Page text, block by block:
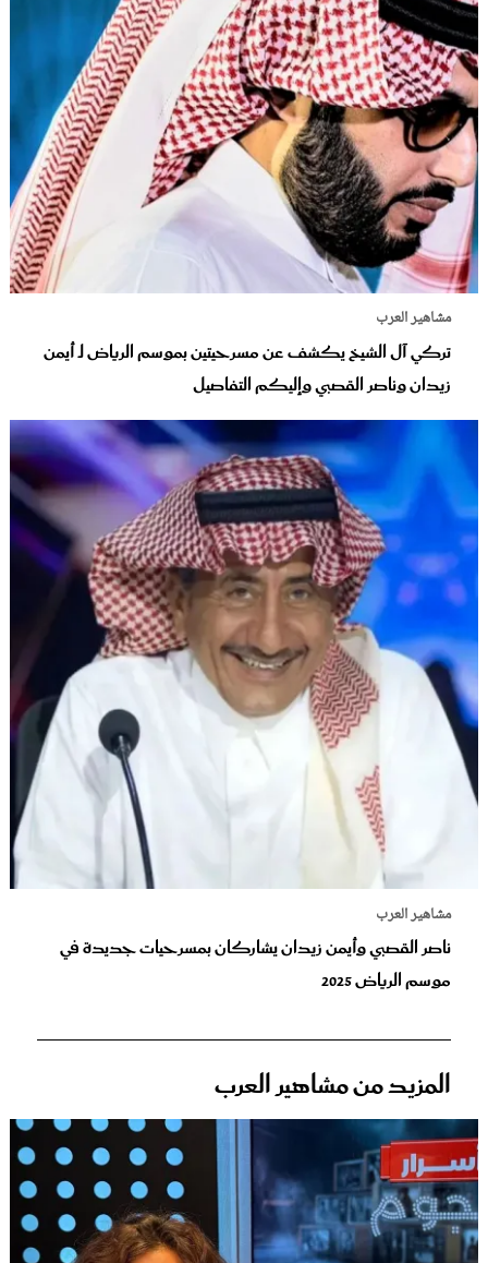
مشاهير العرب
تركي آل الشيخ يكشف عن مسرحيتين بموسم الرياض لـ أيمن
زيدان وناصر القصبي وإليكم التفاصيل
مشاهير العرب
ناصر القصبي وأيمن زيدان يشاركان بمسرحيات جديدة في
موسم الرياض 2025
المزيد من مشاهير العرب